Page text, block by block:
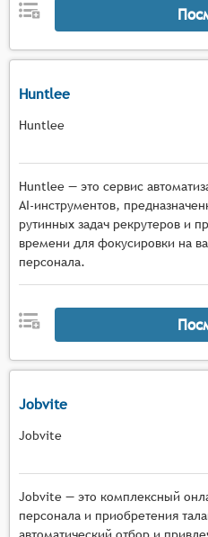
Huntlee
Huntlee
Huntlee — это сервис
AI-инструментов,
рутинных задач рекрутеров и
времени для фокусировки на
персонала.
Jobvite
Jobvite
Jobvite — это комплексный
персонала и приобретения